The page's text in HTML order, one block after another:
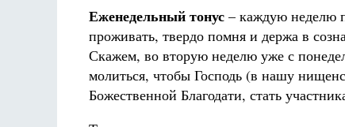
Еженедельный тонус – каждую неделю
проживать, твердо помня и держа в
Скажем, во вторую неделю уже с
молиться, чтобы Господь (в нашу
Божественной Благодати, стать